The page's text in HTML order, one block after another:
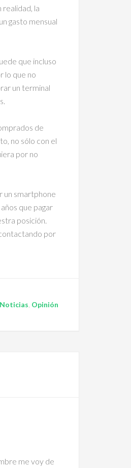
realidad, la
gasto mensual
que incluso
lo que no
un terminal
de
no sólo con el
por no
un smartphone
que pagar
posición.
por
Noticias Opinión
me voy de